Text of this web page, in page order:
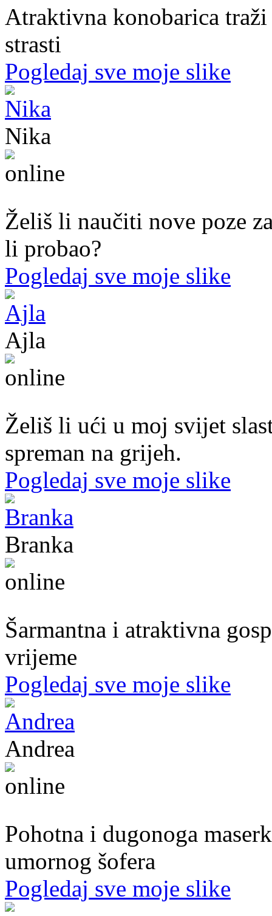
Atraktivna konobarica
strasti
Pogledaj sve moje slike
Nika
Želiš li naučiti nove poze
li probao?
Pogledaj sve moje slike
Ajla
Želiš li ući u moj svijet
spreman na grijeh.
Pogledaj sve moje slike
Branka
Šarmantna i atraktivna
vrijeme
Pogledaj sve moje slike
Andrea
Pohotna i dugonoga
umornog šofera
Pogledaj sve moje slike